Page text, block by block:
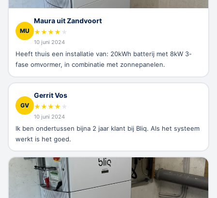
MU
Maura uit Zandvoort
★★★★ ★
10 juni 2024
Heeft thuis een installatie van: 20kWh batterij met 8kW 3-
fase omvormer, in combinatie met zonnepanelen.
GV
Gerrit Vos
★★★★ ★
10 juni 2024
Ik ben ondertussen bijna 2 jaar klant bij Bliq. Als het systeem
werkt is het goed.